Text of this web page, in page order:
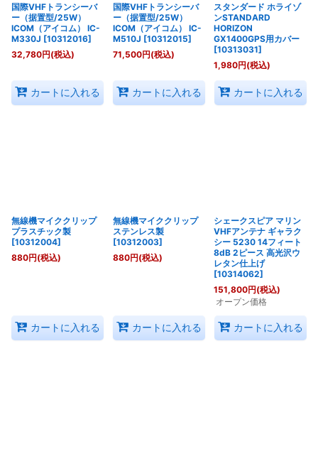
国際VHFトランシーバ
ー（据置型/25W）
ICOM（アイコム） IC-
M330J [10312016]
32,780円(税込)
カートに入れる
国際VHFトランシーバ
ー（据置型/25W）
ICOM（アイコム） IC-
M510J [10312015]
71,500円(税込)
カートに入れる
スタンダード ホライゾ
ンSTANDARD
HORIZON
GX1400GPS用カバー
[10313031]
1,980円(税込)
カートに入れる
無線機マイククリップ
プラスチック製
[10312004]
880円(税込)
カートに入れる
無線機マイククリップ
ステンレス製
[10312003]
880円(税込)
カートに入れる
シェークスピア マリン
VHFアンテナ ギャラク
シー 5230 14フィート
8dB 2ピース 高光沢ウ
レタン仕上げ
[10314062]
151,800円(税込)
オープン価格
カートに入れる